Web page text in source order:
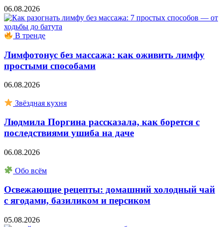
06.08.2026
В тренде
Лимфотонус без массажа: как оживить лимфу
простыми способами
06.08.2026
Звёздная кухня
Людмила Поргина рассказала, как борется с
последствиями ушиба на даче
06.08.2026
Обо всём
Освежающие рецепты: домашний холодный чай
с ягодами, базиликом и персиком
05.08.2026